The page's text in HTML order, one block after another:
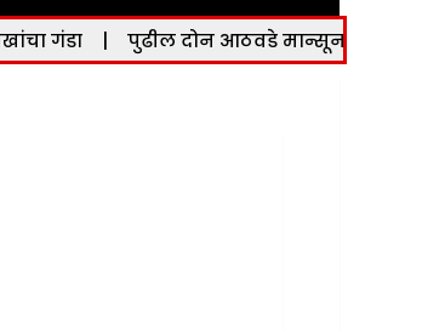
पुढील दोन आठवडे मान्सून सक्रिय; देशभरात